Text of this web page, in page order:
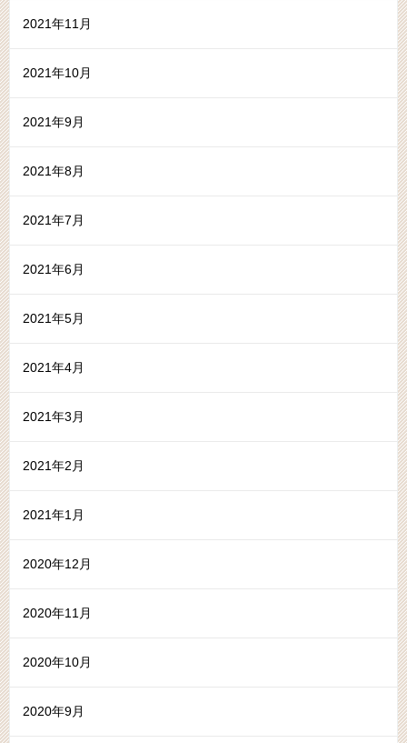
2021年11月
2021年10月
2021年9月
2021年8月
2021年7月
2021年6月
2021年5月
2021年4月
2021年3月
2021年2月
2021年1月
2020年12月
2020年11月
2020年10月
2020年9月